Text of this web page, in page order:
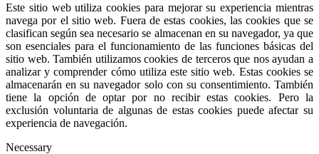
Este sitio web utiliza cookies para mejorar su experiencia mientras
navega por el sitio web. Fuera de estas cookies, las cookies que se
clasifican según sea necesario se almacenan en su navegador, ya que
son esenciales para el funcionamiento de las funciones básicas del
sitio web. También utilizamos cookies de terceros que nos ayudan a
analizar y comprender cómo utiliza este sitio web. Estas cookies se
almacenarán en su navegador solo con su consentimiento. También
tiene la opción de optar por no recibir estas cookies. Pero la
exclusión voluntaria de algunas de estas cookies puede afectar su
experiencia de navegación.
Necessary